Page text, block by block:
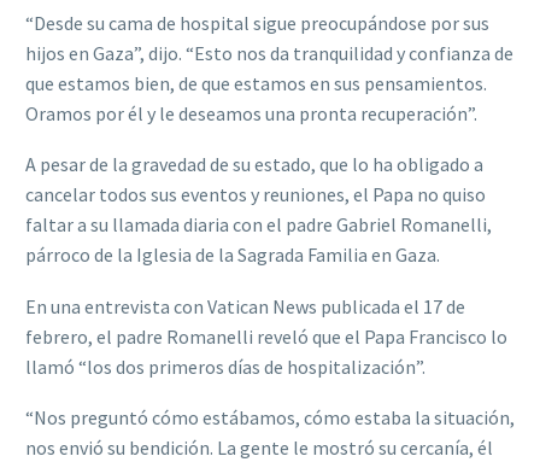
“Desde su cama de hospital sigue preocupándose por sus
hijos en Gaza”, dijo. “Esto nos da tranquilidad y confianza de
que estamos bien, de que estamos en sus pensamientos.
Oramos por él y le deseamos una pronta recuperación”.
A pesar de la gravedad de su estado, que lo ha obligado a
cancelar todos sus eventos y reuniones, el Papa no quiso
faltar a su llamada diaria con el padre Gabriel Romanelli,
párroco de la Iglesia de la Sagrada Familia en Gaza.
En una entrevista con Vatican News publicada el 17 de
febrero, el padre Romanelli reveló que el Papa Francisco lo
llamó “los dos primeros días de hospitalización”.
“Nos preguntó cómo estábamos, cómo estaba la situación,
nos envió su bendición. La gente le mostró su cercanía, él